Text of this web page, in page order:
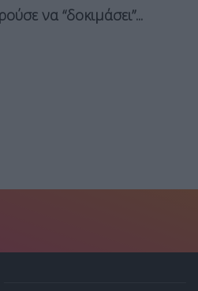
να “δοκιμάσει”...